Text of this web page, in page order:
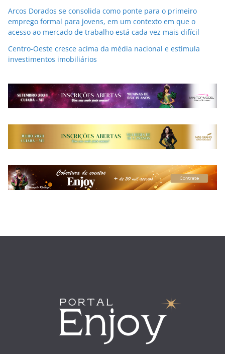
Arcos Dorados se consolida como ponte para o primeiro
emprego formal para jovens, em um contexto em que o
acesso ao mercado de trabalho está cada vez mais difícil
Centro-Oeste cresce acima da média nacional e estimula
investimentos imobiliários